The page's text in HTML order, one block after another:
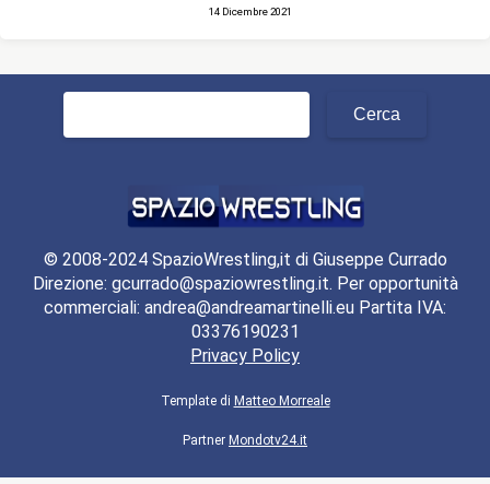
14 Dicembre 2021
Ricerca
© 2008-2024 SpazioWrestling,it di Giuseppe Currado
Direzione: gcurrado@spaziowrestling.it. Per opportunità
commerciali: andrea@andreamartinelli.eu Partita IVA:
03376190231
Privacy Policy
Template di Matteo Morreale
Partner Mondotv24.it